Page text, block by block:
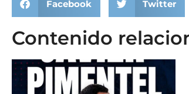
Facebook Twitter
Contenido